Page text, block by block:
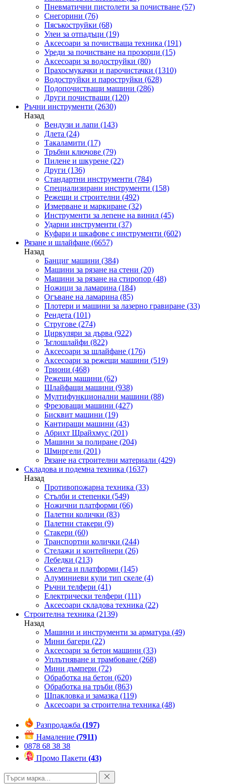
Пневматични пистолети за почистване (57)
Снегорини (76)
Пясъкоструйки (68)
Улеи за отпадъци (19)
Аксесоари за почистваща техника (191)
Уреди за почистване на прозорци (15)
Аксесоари за водоструйки (80)
Прахосмукачки и парочистачки (1310)
Водоструйки и пароструйки (628)
Подопочистващи машини (286)
Други почистващи (120)
Ръчни инструменти (2630)
Назад
Вендузи и лапи (143)
Длета (24)
Такаламити (17)
Тръбни ключове (79)
Пилене и шкурене (22)
Други (136)
Стандартни инструменти (784)
Специализирани инструменти (158)
Режещи и строителни (492)
Измерване и маркиране (32)
Инструменти за лепене на винил (45)
Ударни инструменти (37)
Куфари и шкафове с инструменти (602)
Рязане и шлайфане (6657)
Назад
Банциг машини (384)
Машини за рязане на стени (20)
Машини за рязане на стиропор (48)
Ножици за ламарина (184)
Огъване на ламарина (85)
Плотери и машини за лазерно гравиране (33)
Рендета (101)
Стругове (274)
Циркуляри за дърва (922)
Ъглошлайфи (822)
Аксесоари за шлайфане (176)
Аксесоари за режещи машини (519)
Триони (468)
Режещи машини (62)
Шлайфащи машини (938)
Мултифункционални машини (88)
Фрезоващи машини (427)
Бисквит машини (19)
Кантиращи машини (43)
Абрихт Щрайхмус (201)
Машини за полиране (204)
Шмиргели (201)
Рязане на строителни материали (429)
Складова и подемна техника (1637)
Назад
Противопожарна техника (33)
Стълби и степенки (549)
Ножични платформи (66)
Палетни колички (83)
Палетни стакери (9)
Стакери (60)
Транспортни колички (244)
Стелажи и контейнери (26)
Лебедки (213)
Скелета и платформи (145)
Алуминиеви кули тип скеле (4)
Ръчни телфери (41)
Електрически телфери (111)
Аксесоари складова техника (22)
Строителна техника (2139)
Назад
Машини и инструменти за арматура (49)
Мини багери (22)
Аксесоари за бетон машини (33)
Уплътняване и трамбоване (268)
Мини дъмпери (72)
Обработка на бетон (620)
Обработка на тръби (863)
Шпакловка и замазка (119)
Аксесоари за строителна техника (48)
Разпродажба (197)
Намаление (7911)
0878 68 38 38
Промо Пакети (43)